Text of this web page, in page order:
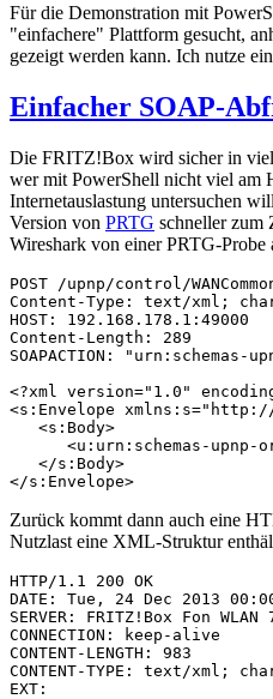
Für die Demonstration mit
"einfachere" Plattform gesucht,
gezeigt werden kann. Ich nutze
Einfacher SOAP-
Die FRITZ!Box wird sicher in
wer mit PowerShell nicht viel am
Internetauslastung untersuchen
Version von PRTG schneller zum
Wireshark von einer PRTG-Probe
POST /upnp/control/
Content-Type: text/xml;
HOST: 192.168.178.1:49000
Content-Length: 289
SOAPACTION: "urn:schemas-
<?xml version="1.0"
<s:Envelope
   <s:Body>
<u:urn:schemas-upnp-
   </s:Body>
</s:Envelope>
Zurück kommt dann auch eine
Nutzlast eine XML-Struktur
HTTP/1.1 200 OK
DATE: Tue, 24 Dec 2013
SERVER: FRITZ!Box Fon
CONNECTION: keep-alive
CONTENT-LENGTH: 983
CONTENT-TYPE: text/xml;
EXT: